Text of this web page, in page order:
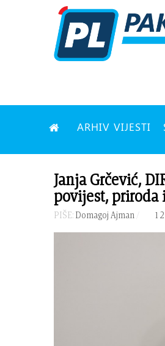
ARHIV VIJESTI
Janja Grčević,
povijest,
PIŠE: Domagoj Ajman